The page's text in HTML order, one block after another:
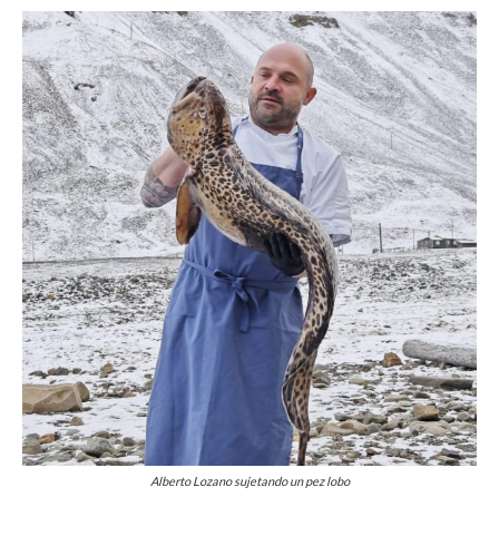
Alberto Lozano sujetando un pez lobo